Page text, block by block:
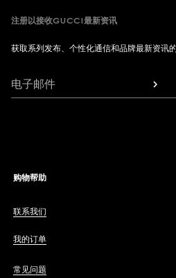
注册以接收GUCCI最新资讯
获取系列发布、个性化通信和品牌最新资讯
电子邮件
购物帮助
联系我们
我的订单
常见问题